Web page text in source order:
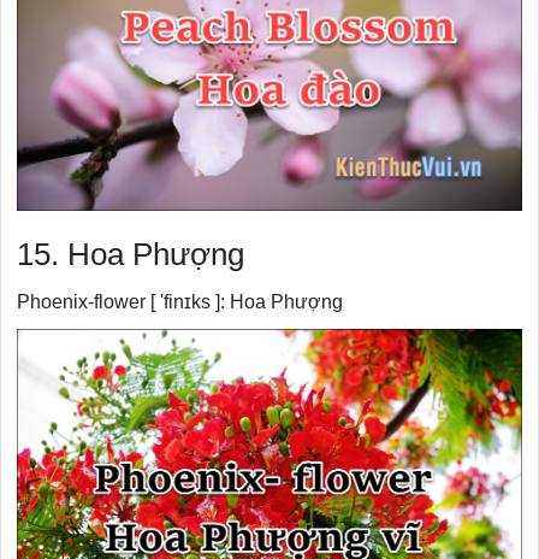
15. Hoa Phượng
Phoenix-flower [ 'finɪks ]: Hoa Phượng